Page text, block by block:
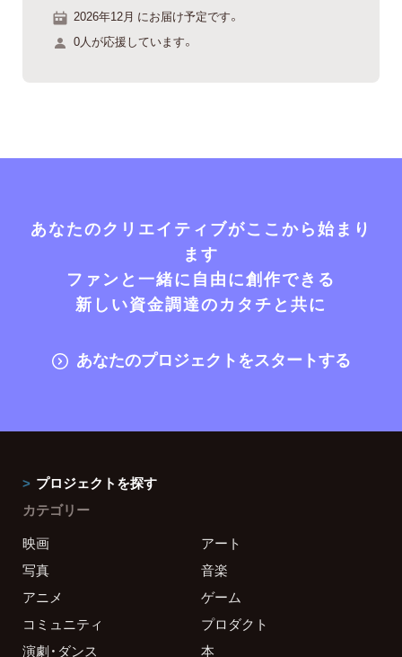
2026年12月 にお届け予定です。
0人が応援しています。
あなたのクリエイティブがここから始まり
ます
ファンと一緒に自由に創作できる
新しい資金調達のカタチと共に
あなたのプロジェクトをスタートする
プロジェクトを探す
カテゴリー
映画
アート
写真
音楽
アニメ
ゲーム
コミュニティ
プロダクト
演劇・ダンス
本